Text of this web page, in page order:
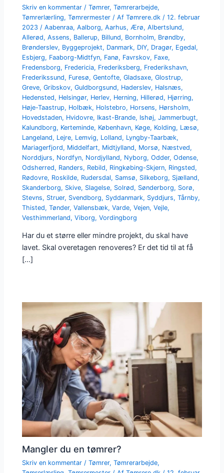
Skriv en kommentar /Tømrer,Tømrerarbejde,
Tømrerlærling,Tømrermester / AfTømrere.dk/12. februar
2023/Aabenraa,Aalborg,Aarhus,Ærø,Albertslund,
Allerød,Assens, Ballerup, Billund, Bornholm, Brøndby,
Brønderslev, Byggeprojekt, Danmark, DIY, Dragør, Egedal,
Esbjerg, Faaborg-Midtfyn, Fanø, Favrskov, Faxe,
Fredensborg, Fredericia, Frederiksberg, Frederikshavn,
Frederikssund, Furesø,Gentofte,Gladsaxe,Glostrup,
Greve,Gribskov,Guldborgsund, Haderslev, Halsnæs,
Hedensted, Helsingør, Herlev, Herning, Hillerød, Hjørring,
Høje-Taastrup, Holbæk, Holstebro, Horsens, Hørsholm,
Hovedstaden, Hvidovre, Ikast-Brande, Ishøj,Jammerbugt,
Kalundborg, Kerteminde, København, Køge, Kolding, Læsø,
Langeland, Lejre, Lemvig, Lolland, Lyngby-Taarbæk,
Mariagerfjord, Middelfart, Midtjylland, Morsø, Næstved,
Norddjurs, Nordfyn, Nordjylland, Nyborg,Odder,Odense,
Odsherred, Randers, Rebild, Ringkøbing-Skjern, Ringsted,
Rødovre, Roskilde, Rudersdal, Samsø, Silkeborg, Sjælland,
Skanderborg, Skive, Slagelse, Solrød, Sønderborg, Sorø,
Stevns, Struer, Svendborg, Syddanmark, Syddjurs,Tårnby,
Thisted,Tønder,Vallensbæk,Varde,Vejen,Vejle,
Vesthimmerland,Viborg,Vordingborg
Har du et større eller mindre projekt, du skal have
lavet. Skal overetagen renoveres? Er det tid til at få
[…]
Mangler du en tømrer?
Skriv en kommentar /Tømrer,Tømrerarbejde,